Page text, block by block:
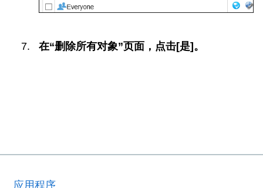
在“删除所有对象”页面，点击[是]。
应用程序